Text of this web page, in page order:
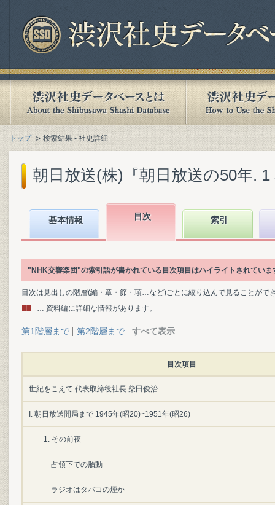
トップ 検索結果 - 社史詳細
朝日放送(株)『朝日放送の50年.
基本情報 目次 索引
"NHK交響楽団"の索引語が書かれている目次項目はハイライトされていま
目次は見出しの階層(編・章・節・項…など)ごとに絞り込んで見ることがで
… 資料編に詳細な情報があります。
第1階層まで 第2階層まで すべて表示
目次項目
世紀をこえて 代表取締役社長 柴田俊治
I. 朝日放送開局まで 1945年(昭20)~1951年(昭26)
1. その前夜
占領下での胎動
ラジオはタバコの煙か